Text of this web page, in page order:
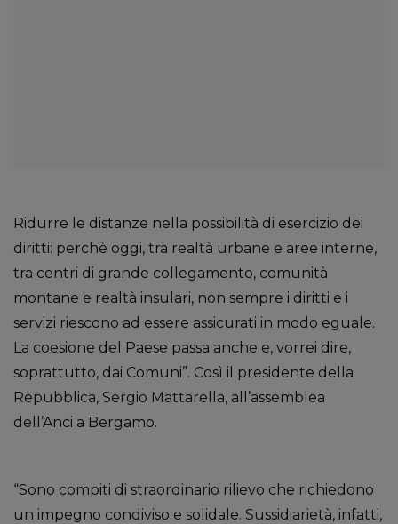
Ridurre le distanze nella possibilità di esercizio dei
diritti: perchè oggi, tra realtà urbane e aree interne,
tra centri di grande collegamento, comunità
montane e realtà insulari, non sempre i diritti e i
servizi riescono ad essere assicurati in modo eguale.
La coesione del Paese passa anche e, vorrei dire,
soprattutto, dai Comuni”. Così il presidente della
Repubblica, Sergio Mattarella, all’assemblea
dell’Anci a Bergamo.
“Sono compiti di straordinario rilievo che richiedono
un impegno condiviso e solidale. Sussidiarietà, infatti,